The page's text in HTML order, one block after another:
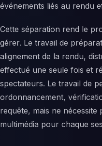
événements liés au rendu
Cette séparation rend le
gérer. Le travail de
alignement de la rendu,
effectué une seule fois et
spectateurs. Le travail de
ordonnancement,
requête, mais ne
multimédia pour chaque